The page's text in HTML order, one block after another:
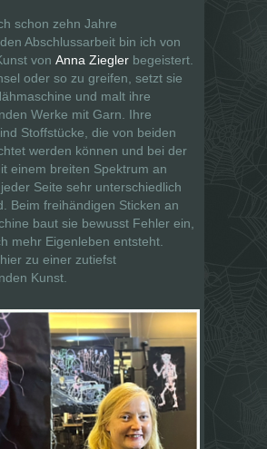
schon zehn Jahre
Abschlussarbeit bin ich von
von Anna Ziegler begeistert.
oder so zu greifen, setzt sie
und malt ihre
Werke mit Garn. Ihre
Stoffstücke, die von beiden
werden können und bei der
einem breiten Spektrum an
Seite sehr unterschiedlich
Beim freihändigen Sticken an
baut sie bewusst Fehler ein,
mehr Eigenleben entsteht.
zu einer zutiefst
Kunst.